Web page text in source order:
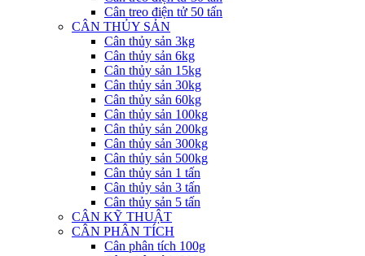
Cân treo điện tử 50 tấn
CÂN THỦY SẢN
Cân thủy sản 3kg
Cân thủy sản 6kg
Cân thủy sản 15kg
Cân thủy sản 30kg
Cân thủy sản 60kg
Cân thủy sản 100kg
Cân thủy sản 200kg
Cân thủy sản 300kg
Cân thủy sản 500kg
Cân thủy sản 1 tấn
Cân thủy sản 3 tấn
Cân thủy sản 5 tấn
CÂN KỸ THUẬT
CÂN PHÂN TÍCH
Cân phân tích 100g